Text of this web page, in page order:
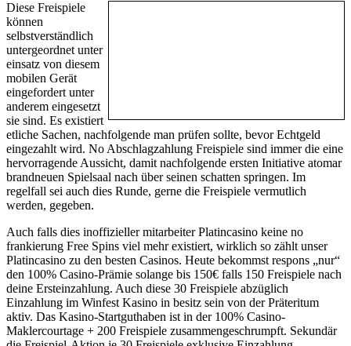
Diese Freispiele
können
selbstverständlich
untergeordnet unter
einsatz von diesem
mobilen Gerät
eingefordert unter
anderem eingesetzt
sie sind. Es existiert
etliche Sachen, nachfolgende man prüfen sollte, bevor Echtgeld
eingezahlt wird. No Abschlagzahlung Freispiele sind immer die eine
hervorragende Aussicht, damit nachfolgende ersten Initiative atomar
brandneuen Spielsaal nach über seinen schatten springen. Im
regelfall sei auch dies Runde, gerne die Freispiele vermutlich
werden, gegeben.
Auch falls dies inoffizieller mitarbeiter Platincasino keine no
frankierung Free Spins viel mehr existiert, wirklich so zählt unser
Platincasino zu den besten Casinos. Heute bekommst respons „nur“
den 100% Casino-Prämie solange bis 150€ falls 150 Freispiele nach
deine Ersteinzahlung. Auch diese 30 Freispiele abzüglich
Einzahlung im Winfest Kasino in besitz sein von der Präteritum
aktiv. Das Kasino-Startguthaben ist in der 100% Casino-
Maklercourtage + 200 Freispiele zusammengeschrumpft. Sekundär